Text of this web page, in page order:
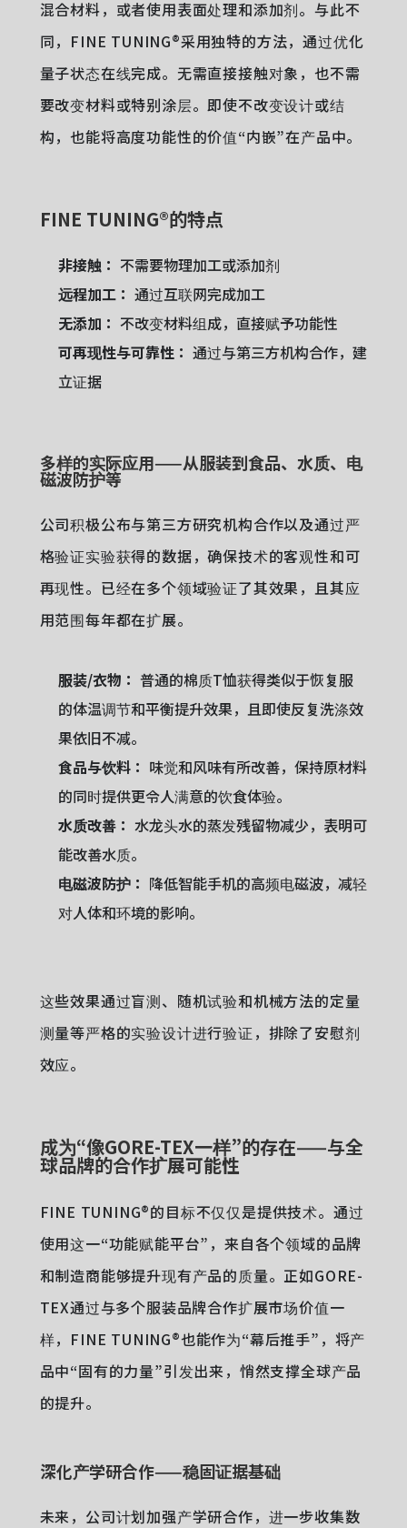
混合材料，或者使用表面处理和添加剂。与此不
同，FINE TUNING®采用独特的方法，通过优化
量子状态在线完成。无需直接接触对象，也不需
要改变材料或特别涂层。即使不改变设计或结
构，也能将高度功能性的价值“内嵌”在产品中。
FINE TUNING®的特点
非接触： 不需要物理加工或添加剂
远程加工： 通过互联网完成加工
无添加： 不改变材料组成，直接赋予功能性
可再现性与可靠性： 通过与第三方机构合作，建
立证据
多样的实际应用——从服装到食品、水质、电
磁波防护等
公司积极公布与第三方研究机构合作以及通过严
格验证实验获得的数据，确保技术的客观性和可
再现性。已经在多个领域验证了其效果，且其应
用范围每年都在扩展。
服装/衣物： 普通的棉质T恤获得类似于恢复服
的体温调节和平衡提升效果，且即使反复洗涤效
果依旧不减。
食品与饮料： 味觉和风味有所改善，保持原材料
的同时提供更令人满意的饮食体验。
水质改善： 水龙头水的蒸发残留物减少，表明可
能改善水质。
电磁波防护： 降低智能手机的高频电磁波，减轻
对人体和环境的影响。
这些效果通过盲测、随机试验和机械方法的定量
测量等严格的实验设计进行验证，排除了安慰剂
效应。
成为“像GORE-TEX一样”的存在——与全
球品牌的合作扩展可能性
FINE TUNING®的目标不仅仅是提供技术。通过
使用这一“功能赋能平台”，来自各个领域的品牌
和制造商能够提升现有产品的质量。正如GORE-
TEX通过与多个服装品牌合作扩展市场价值一
样，FINE TUNING®也能作为“幕后推手”，将产
品中“固有的力量”引发出来，悄然支撑全球产品
的提升。
深化产学研合作——稳固证据基础
未来，公司计划加强产学研合作，进一步收集数